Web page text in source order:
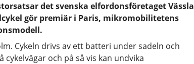
det svenska elfordonsföretaget Vässla
gör premiär i Paris, mikromobilitetens
Cykeln drivs av ett batteri under sadeln och
och på så vis kan undvika